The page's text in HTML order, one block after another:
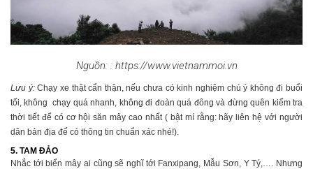
Nguồn: : https://www.vietnammoi.vn
Lưu ý:Chạy xe thật cẩn thận, nếu chưa có kinh nghiệm chú ý không đi buổi
tối, không chạy quá nhanh, không đi đoàn quá đông và đừng quên kiểm tra
thời tiết để có cơ hội săn mây cao nhất ( bật mí rằng: hãy liên hệ với người
dân bản địa để có thông tin chuẩn xác nhé!).
5. TAM ĐẢO
Nhắc tới biển mây ai cũng sẽ nghĩ tới Fanxipang, Mẫu Sơn, Y Tý,…. Nhưng